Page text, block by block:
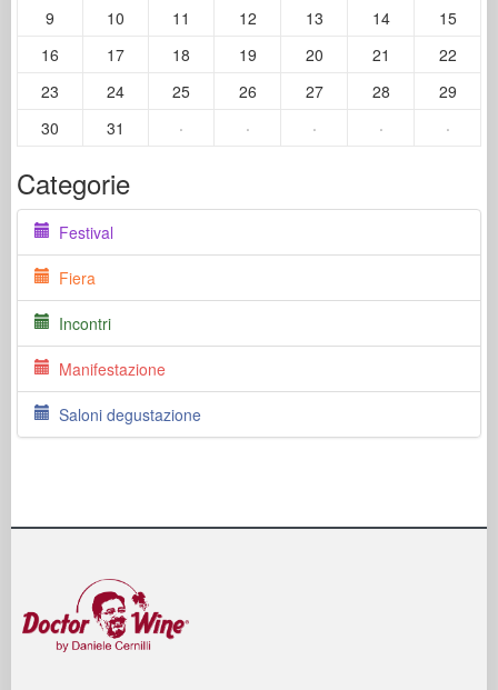
9 10 11 12 13 14
15
16
17 18 19 20 21
22
23
24 25 26 27 28
29
30
31 · · · · ·
Categorie
Festival
Fiera
Incontri
Manifestazione
Saloni degustazione